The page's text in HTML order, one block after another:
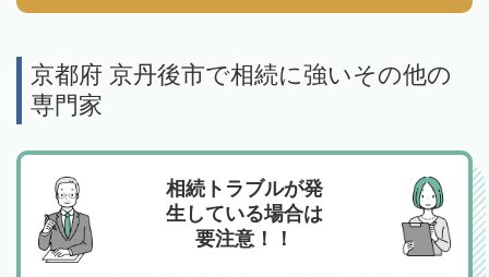
京都府 京丹後市で相続に強いその他の
専門家
相続トラブルが発
生している場合は
要注意！！